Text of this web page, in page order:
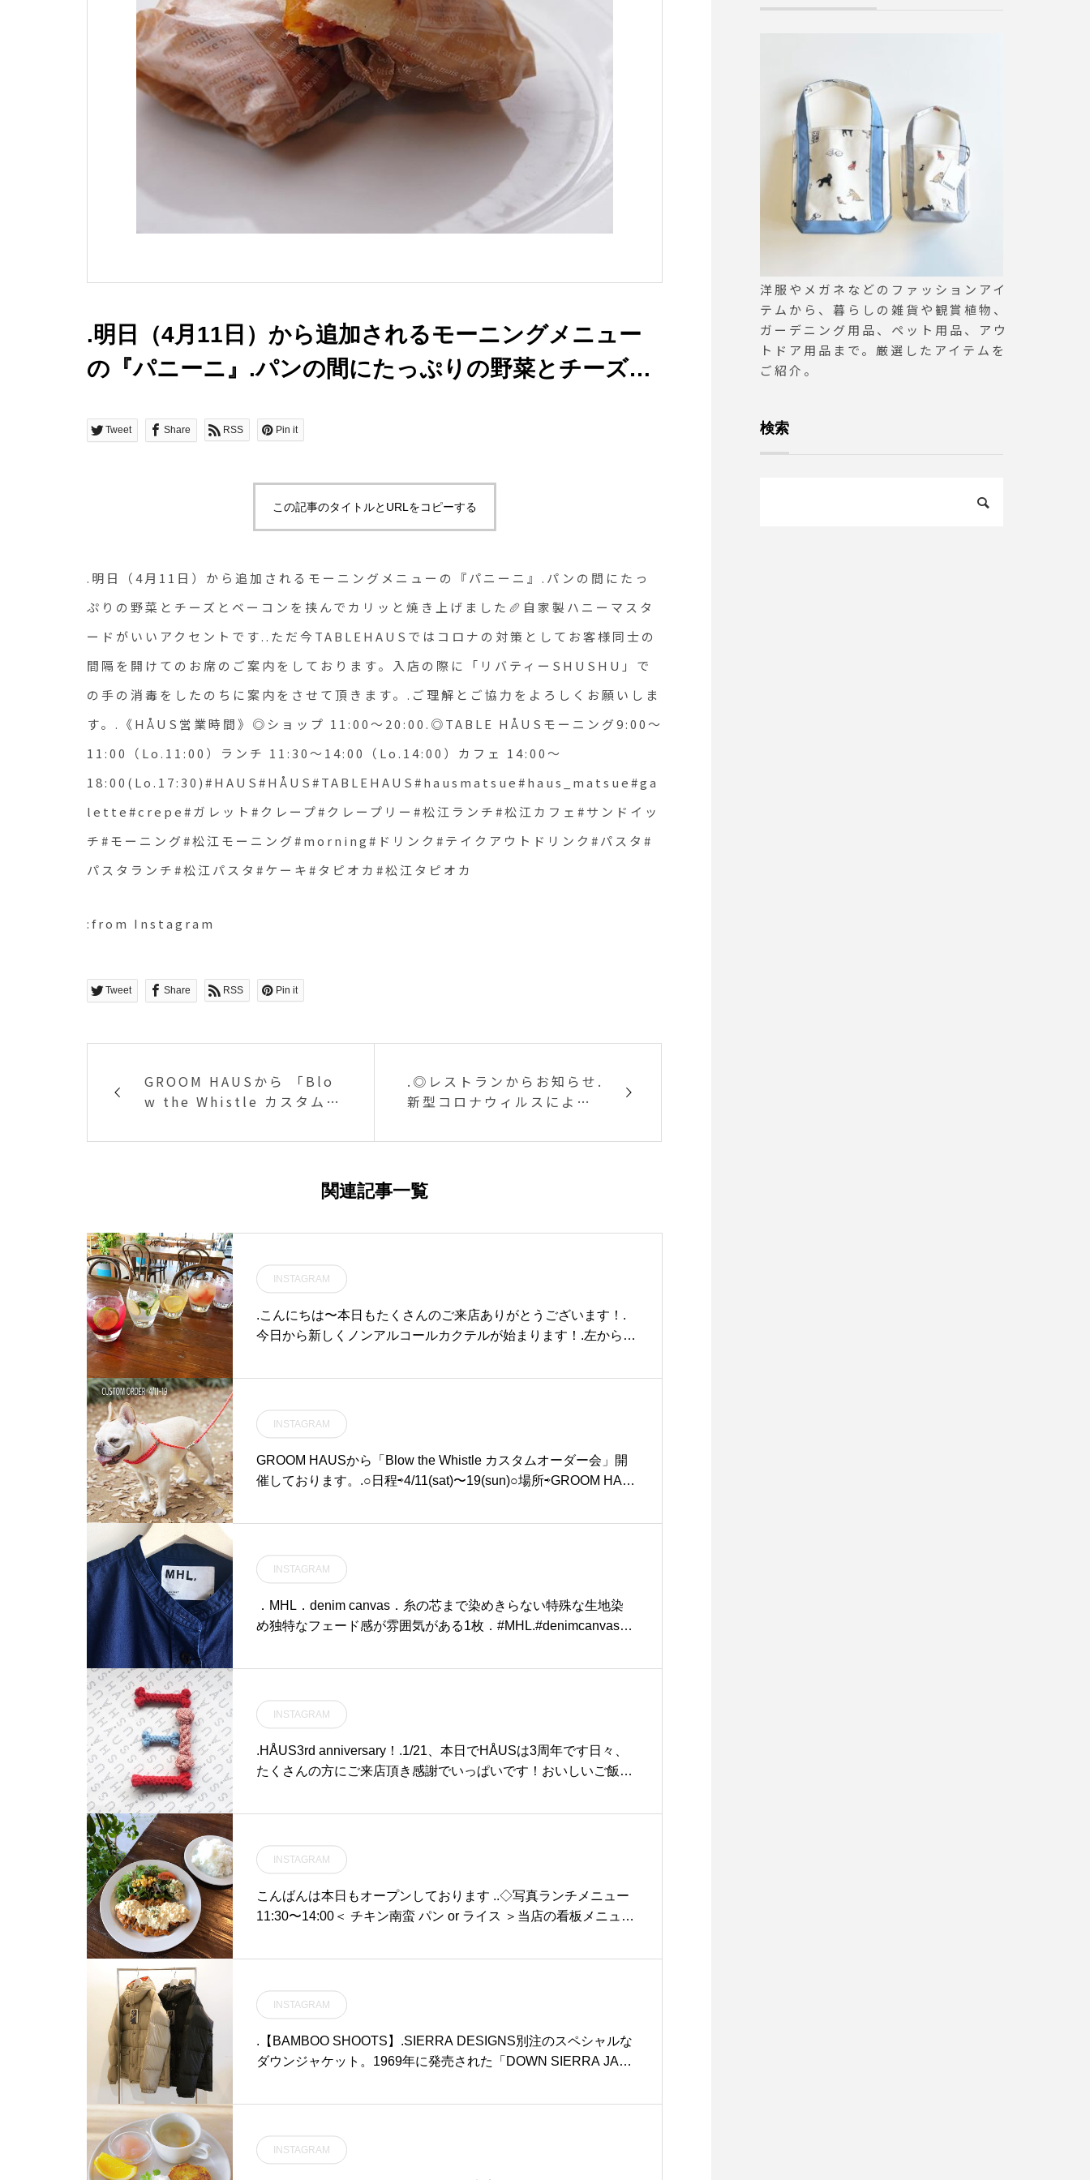
.明日（4月11日）から追加されるモーニングメニュー
の『パニーニ』.パンの間にたっぷりの野菜とチーズと
ニーマスタードがいいアクセントです..ただ今
隔を開けてのお席のご案内をしております。入店の際
に「リバティーSHUSHU」での手の消毒をしたのちに
案内をさせて頂きます。.ご理解とご協力をよろしくお
願いします。.《HÅUS営業時間》◎ショップ 11:00〜
20:00.◎TABLE HÅUSモーニング9:00〜
11:00（Lo.11:00）ランチ 11:30〜14:00（Lo.14:00）
カフェ 14:00〜
18:00(Lo.17:30)#HAUS#HÅUS#TABLEHAUS#hausmatsue#haus_matsue#galette#crepe#
ガレット#クレープ#クレープリー#松江ランチ#松江カ
フェ#サンドイッチ#モーニング#松江モーニング
#morning#ドリンク#テイクアウトドリンク#パスタ#
パスタランチ#松江パスタ#ケーキ#タピオカ#松江タピ
オカ
Tweet Share RSS Pin it
この記事のタイトルとURLをコピーする
.明日（4月11日）から追加されるモーニングメニューの『パニーニ』.パンの間にたっ
ぷりの野菜とチーズとベーコンを挟んでカリッと焼き上げました🥖自家製ハニーマスタ
ードがいいアクセントです..ただ今TABLEHAUSではコロナの対策としてお客様同士の
間隔を開けてのお席のご案内をしております。入店の際に「リバティーSHUSHU」で
の手の消毒をしたのちに案内をさせて頂きます。.ご理解とご協力をよろしくお願いしま
す。.《HÅUS営業時間》◎ショップ 11:00〜20:00.◎TABLE HÅUSモーニング9:00〜
11:00（Lo.11:00）ランチ 11:30〜14:00（Lo.14:00）カフェ 14:00〜
18:00(Lo.17:30)#HAUS#HÅUS#TABLEHAUS#hausmatsue#haus_matsue#ga
lette#crepe#ガレット#クレープ#クレープリー#松江ランチ#松江カフェ#サンドイッ
チ#モーニング#松江モーニング#morning#ドリンク#テイクアウトドリンク#パスタ#
パスタランチ#松江パスタ#ケーキ#タピオカ#松江タピオカ
:from Instagram
Tweet Share RSS Pin it
GROOM HAUSから 「Blo
w the Whistle カスタムオ
.◎レストランからお知らせ.
新型コロナウィルスにより
関連記事一覧
INSTAGRAM
.こんにちは〜︎本日もたくさんのご来店ありがとうございます！.
今日から新しくノンアルコールカクテルが始まります！.左から◇
ジャーエール◇ライチグレープフルーツ◇ベリーベリーミルク.柑
り甘いものまで全部で５種類︎.ディナータイムだけでなくカフェタ
イム、テイクアウトも承っております。ぜひお試しくださいね♡.
#ドリンク #drink #ノンアルコール #nonalcohol#ノンアル #ノン
アルコールカクテル#カシス #ライム #トニックソーダ #ベリーベ
hausmatsue #haus_matsue#松江カフェ #島根カフェ#松江 #島根
#山陰
INSTAGRAM
GROOM HAUSから「Blow the Whistle カスタムオーダー会」開
催しております。.○日程⇨4/11(sat)〜19(sun)○場所⇨GROOM HAU
み作られたプロダクトを取り扱うBlow the Whistle(ブローザホイ
せ、オリジナルの首輪やリード、トーイをお作りいただけるオー
ダー会を上記の期間に実施いたします。.豊富なカラー展開とサイ
ズ展開。あなたのワンちゃんに合ったものを細かく拘ってお作り
いただけます。.ペットと人の暮らしを豊かにする「道具」として
ダー会#blowthewhistle #パラコード#首輪 #リード #トーイ#haus
#haus_matsue #hausmatsue #松江カフェ #島根カフェ #松江旅行
#島根旅行#松江 #島根 #山陰
INSTAGRAM
．MHL．denim canvas．糸の芯まで染めきらない特殊な生地染
め独特なフェード感が雰囲気がある1枚．#MHL.#denimcanvas#d
松江
INSTAGRAM
.HÅUS3rd anniversary！.1/21、本日でHÅUSは3周年です日々、
たくさんの方にご来店頂き感謝でいっぱいです！おいしいご飯の
トドア日々を快適に過ごせるめがね着心地のよいお洋服大切なワ
せて頂けるようにお店づくりをしていきます。まだまだ至らぬと
ころがたくさんあるとは思いますが、これからも何卒、宜しくお
願い致します .HÅUSスタッフ一同 2019.1.21#thanks#3周年#3rda
nniversary #HÅUS#hausmatsue #島根#松江
INSTAGRAM
こんばんは本日もオープンしております︎ ..◇写真ランチメニュー
11:30〜14:00＜ チキン南蛮 パン or ライス ＞当店の看板メニュ
タルソースをたっぷりかけました♡スープとサラダ付きでボリュ
ドリンクセットもご用意しております。.HAUSのチキン南蛮はリ
ピーターのお客様もたくさんいらっしゃいます。ぜひぜひお試し
くださいね〜..明日もたくさんの方のご来店お待ちしてます。…
《HAUS営業時間》＊ショップ 11:00-20:00.＊ビストロカフェモ
フェ #カフェ巡り #hausmatsue #haus_matsue #松江 #島根 #山
陰#松江カフェ #島根カフェ#島根旅行
INSTAGRAM
.【BAMBOO SHOOTS】.SIERRA DESIGNS別注のスペシャルな
ダウンジャケット。1969年に発売された「DOWN SIERRA JAC
るモデルをベースに、デザインやディテールを再現したファブリ
たダウンを採用。寒さの厳しい冬に主役級アウターになる事間違
いなし。アメリカンクラシックなデザインでありながらも機能性
INSTAGRAM
おいて損なしの一着です。.#
goodwear#madeinusa#milit
ary#outdoors#haus #haus_
matsue #hausmatsue #松江
カフェ #島根カフェ #松江旅
行#島根旅行#松江 #島根 #山
洋服やメガネなどのファッションアイ
テムから、暮らしの雑貨や観賞植物、
ガーデニング用品、ペット用品、アウ
トドア用品まで。厳選したアイテムを
ご紹介。
検索